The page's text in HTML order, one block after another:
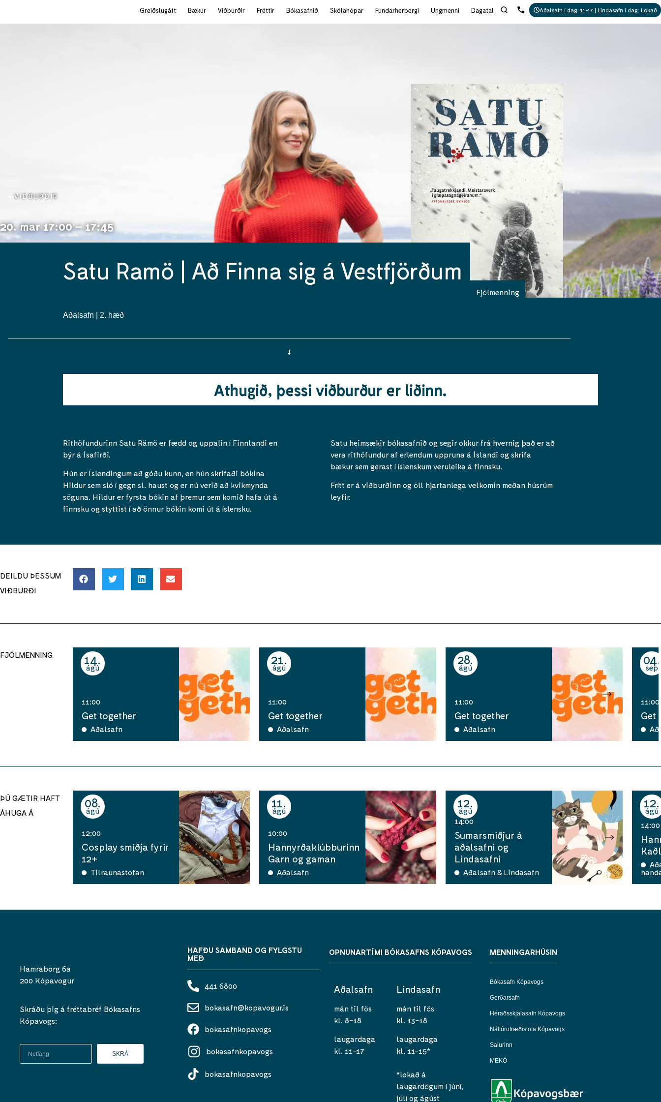
Greiðslugátt Bækur Viðburðir Fréttir Bókasafnið Skólahópar Fundarherbergi Ungmenni Dagatal Aðalsafn í dag: 11-17 | Lindasafn í dag: Lokað
VIÐBURÐIR
20. mar 17:00 – 17:45
Satu Ramö | Að Finna sig á Vestfjörðum
Fjölmenning
Aðalsafn | 2. hæð
Athugið, þessi viðburður er liðinn.
Rithöfundurinn Satu Rämö er fædd og uppalin í Finnlandi en
býr á Ísafirði.
Hún er Íslendingum að góðu kunn, en hún skrifaði bókina
Hildur sem sló í gegn sl. haust og er nú verið að kvikmynda
söguna. Hildur er fyrsta bókin af þremur sem komið hafa út á
finnsku og styttist í að önnur bókin komi út á íslensku.
Satu heimsækir bókasafnið og segir okkur frá hvernig það er að
vera rithöfundur af erlendum uppruna á Íslandi og skrifa
bækur sem gerast í íslenskum veruleika á finnsku.
Frítt er á viðburðinn og öll hjartanlega velkomin meðan húsrúm
leyfir.
DEILDU ÞESSUM
VIÐBURÐI
FJÖLMENNING 14
ágú
11:00
Get together
Aðalsafn
21
ágú
11:00
Get together
Aðalsafn
28
ágú
11:00
Get together
Aðalsafn
04
sep
11:00
Get
ÞÚ GÆTIR HAFT
ÁHUGA Á
08
ágú
12:00
Cosplay smiðja fyrir
12+
Tilraunastofan
11
ágú
10:00
Hannyrðaklúbburinn
Garn og gaman
Aðalsafn
12
ágú
14:00
Sumarsmiðjur á
aðalsafni og
Lindasafni
Aðalsafn & Lindasafn
12
ágú
14:00
Hamraborg 6a
200 Kópavogur
Skráðu þig á fréttabréf Bókasafns
Kópavogs:
SKRÁ
HAFÐU SAMBAND OG FYLGSTU
MEÐ
441 6800
bokasafn@kopavogur.is
bokasafnkopavogs
bokasafnkopavogs
bokasafnkopavogs
OPNUNARTÍMI BÓKASAFNS KÓPAVOGS
Aðalsafn
mán til fös
kl. 8-18
laugardaga
kl. 11-17
Lindasafn
mán til fös
kl. 13-18
laugardaga
kl. 11-15*
*lokað á
laugardögum í júní,
júlí og ágúst
MENNINGARHÚSIN
Bókasafn Kópavogs
Gerðarsafn
Héraðsskjalasafn Kópavogs
Náttúrufræðistofa Kópavogs
Salurinn
MEKÓ